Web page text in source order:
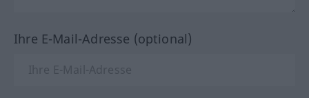
Ihre E-Mail-Adresse (optional)